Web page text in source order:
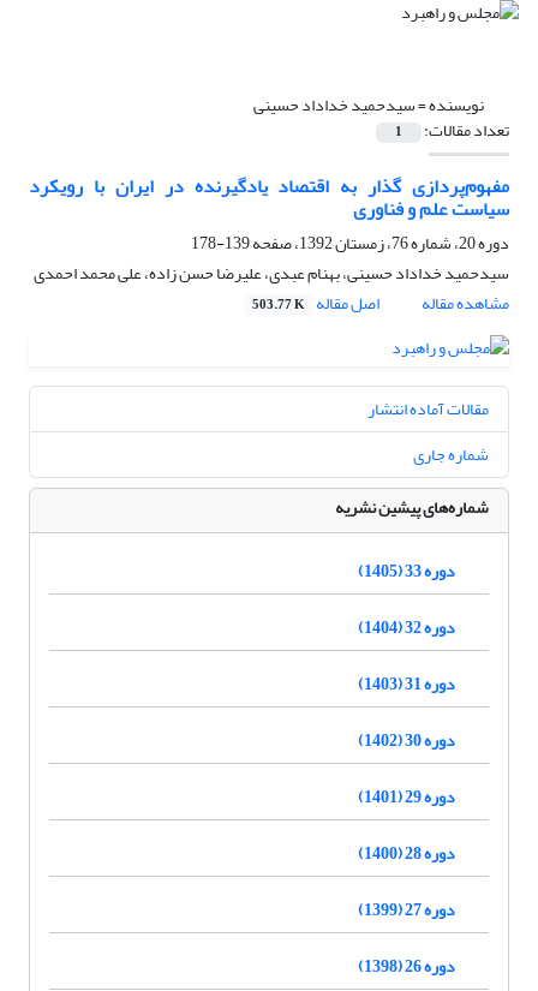
نویسنده =سیدحمید خداداد حسینی
تعداد مقالات: 1
مفهوم‌پردازی گذار به اقتصاد یادگیرنده در ایران با رویکرد
سیاست علم و فناوری
دوره 20، شماره 76، زمستان 1392، صفحه
139-178
سیدحمید خداداد حسینی، بهنام عبدی، علیرضا حسن زاده، علی محمد احمدی
مشاهده مقاله
اصل مقاله 503.77 K
مقالات آماده انتشار
شماره جاری
شماره‌های پیشین نشریه
دوره 33 (1405)
دوره 32 (1404)
دوره 31 (1403)
دوره 30 (1402)
دوره 29 (1401)
دوره 28 (1400)
دوره 27 (1399)
دوره 26 (1398)